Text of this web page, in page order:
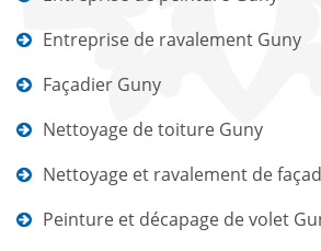
Entreprise de ravalement Guny
Façadier Guny
Nettoyage de toiture Guny
Nettoyage et ravalement de
Peinture et décapage de volet